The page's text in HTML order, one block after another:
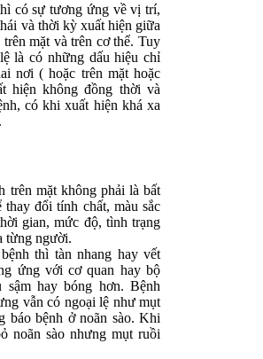
có sự tương ứng về vị trí,
và thời kỳ xuất hiện giữa
mặt và trên cơ thể. Tuy
là có những dấu hiệu chỉ
nơi ( hoặc trên mặt hoặc
hiện không đồng thời và
có khi xuất hiện khá xa
trên mặt không phải là bất
đổi tính chất, màu sắc
gian, mức độ, tình trạng
từng người.
thì tàn nhang hay vết
ứng với cơ quan hay bộ
sậm hay bóng hơn. Bệnh
vẫn có ngoại lệ như mụt
báo bệnh ở noãn sào. Khi
noãn sào nhưng mụt ruồi